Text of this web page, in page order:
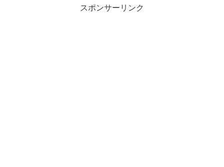
スポンサーリンク